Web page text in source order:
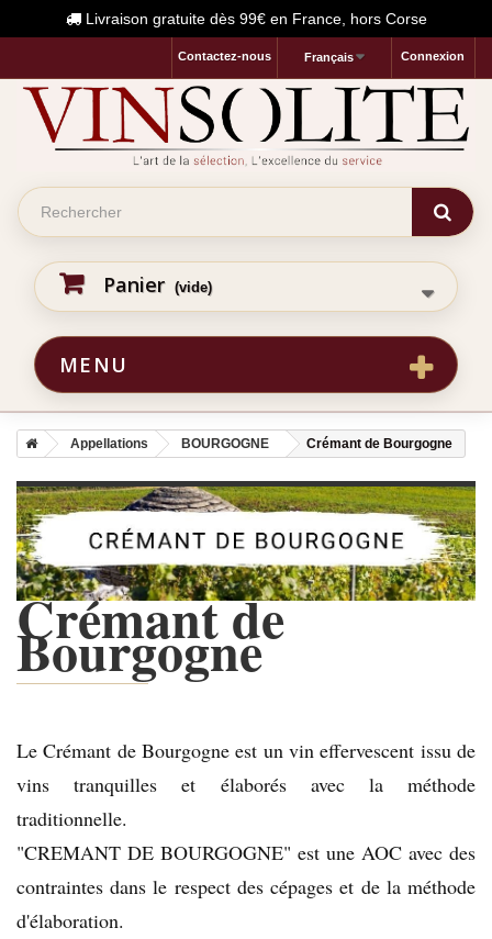
Livraison gratuite dès 99€ en France, hors Corse
Connexion
Français
Contactez-nous
Panier (vide)
MENU
Appellations BOURGOGNE Crémant de Bourgogne
Crémant de
Bourgogne
Le Crémant de Bourgogne est un vin effervescent issu de
vins tranquilles et élaborés avec la méthode
traditionnelle.
"CREMANT DE BOURGOGNE" est une AOC avec des
contraintes dans le respect des cépages et de la méthode
d'élaboration.